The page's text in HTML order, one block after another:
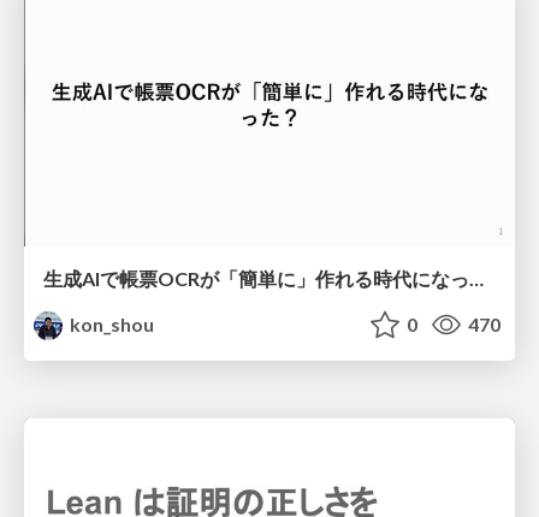
生成AIで帳票OCRが「簡単に」作れる時代になった？
kon_shou
0 470